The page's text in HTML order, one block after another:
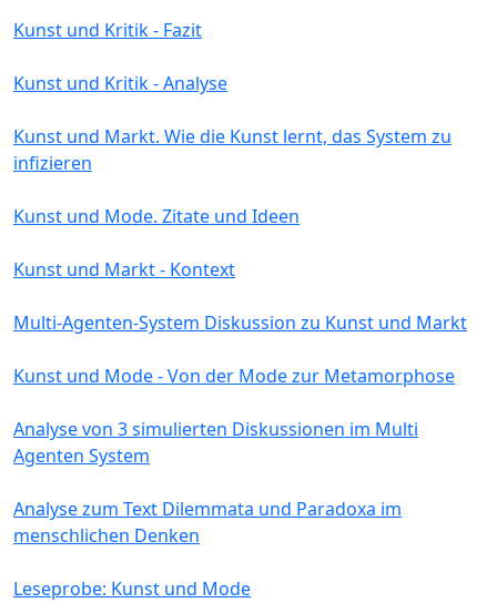
Kunst und Kritik - Fazit
Kunst und Kritik - Analyse
Kunst und Markt. Wie die Kunst lernt, das System zu
infizieren
Kunst und Mode. Zitate und Ideen
Kunst und Markt - Kontext
Multi-Agenten-System Diskussion zu Kunst und Markt
Kunst und Mode - Von der Mode zur Metamorphose
Analyse von 3 simulierten Diskussionen im Multi
Agenten System
Analyse zum Text Dilemmata und Paradoxa im
menschlichen Denken
Leseprobe: Kunst und Mode